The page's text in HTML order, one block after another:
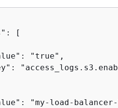
[
"true",
"my-load-